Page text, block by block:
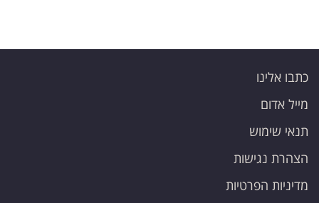
כתבו אלינו
מייל אדום
תנאי שימוש
הצהרת נגישות
מדיניות הפרטיות